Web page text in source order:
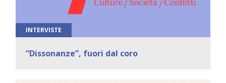
INTERVISTE
“Dissonanze”, fuori dal coro